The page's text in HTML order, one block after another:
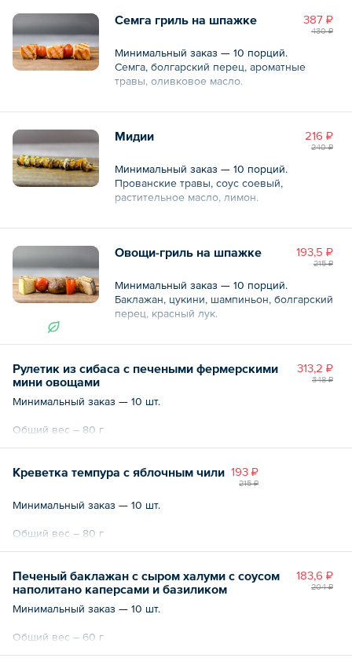
387 ₽
430 ₽
Семга гриль на шпажке
Минимальный заказ — 10 порций.
Семга, болгарский перец, ароматные
травы, оливковое масло.
Общий вес – 80 г
216 ₽
240 ₽
Мидии
Минимальный заказ — 10 порций.
Прованские травы, соус соевый,
растительное масло, лимон.
Общий вес – 60 г
193,5 ₽
215 ₽
Овощи-гриль на шпажке
Минимальный заказ — 10 порций.
Баклажан, цукини, шампиньон, болгарский
перец, красный лук.
Общий вес – 60 г
313,2 ₽
348 ₽
Рулетик из сибаса с печеными фермерскими
мини овощами
Минимальный заказ — 10 шт.
Общий вес – 80 г
193 ₽
215 ₽
Креветка темпура с яблочным чили
Минимальный заказ — 10 шт.
Общий вес – 80 г
183,6 ₽
204 ₽
Печеный баклажан с сыром халуми с соусом
наполитано каперсами и базиликом
Минимальный заказ — 10 шт.
Общий вес – 60 г